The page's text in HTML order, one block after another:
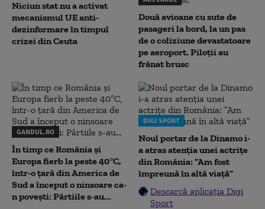
Niciun stat nu a activat
mecanismul UE anti-
dezinformare în timpul
crizei din Ceuta
Două avioane cu sute de
pasageri la bord, la un pas
de o coliziune devastatoare
pe aeroport. Piloții au
frânat brusc
GANDUL.RO
În timp ce România și
Europa fierb la peste 40°C,
într-o țară din America de
Sud a început o ninsoare ca-
n povești: Pârtiile s-au...
DIGI SPORT
Noul portar de la Dinamo i-
a atras atenția unei actrițe
din România: ”Am fost
împreună în altă viață”
Descarcă aplicația Digi
Sport